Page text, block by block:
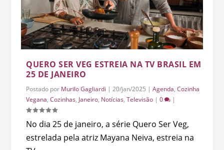
QUERO SER VEG ESTREIA NA TV BRASIL EM
25 DE JANEIRO
Postado por Murilo Gagliardi |20/jan/2025 |Agenda,Cozinha
Vegana,Cozinhas, Janeiro, Notícias,Televisão |0 |
No dia 25 de janeiro, a série Quero Ser Veg,
estrelada pela atriz Mayana Neiva, estreia na